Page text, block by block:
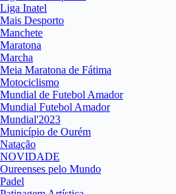
Liga Inatel
Mais Desporto
Manchete
Maratona
Marcha
Meia Maratona de Fátima
Motociclismo
Mundial de Futebol Amador
Mundial Futebol Amador
Mundial'2023
Município de Ourém
Natação
NOVIDADE
Oureenses pelo Mundo
Padel